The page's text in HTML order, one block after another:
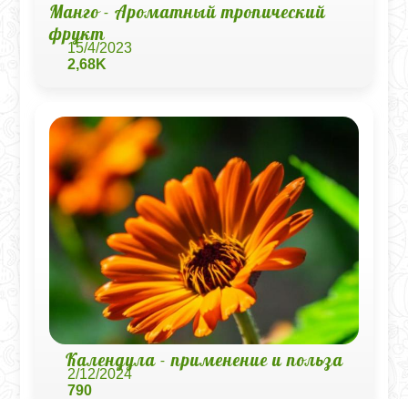
Манго - Ароматный тропический
фрукт
15/4/2023
2,68K
Календула - применение и польза
2/12/2024
790